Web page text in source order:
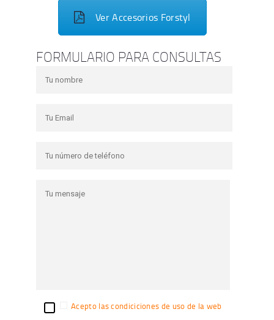
Ver Accesorios Forstyl
FORMULARIO PARA CONSULTAS
Acepto las condiciciones de uso de la web